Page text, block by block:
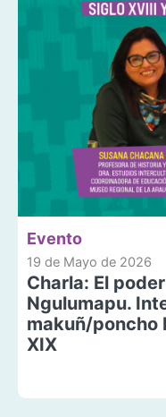
Evento
19 de Mayo de 2026
Charla: El
Ngulumapu.
makuñ/poncho
XIX